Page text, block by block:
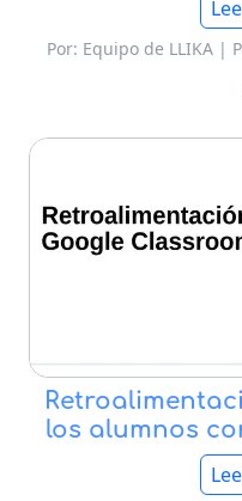
Por: Equipo de LLIKA |
los alumnos